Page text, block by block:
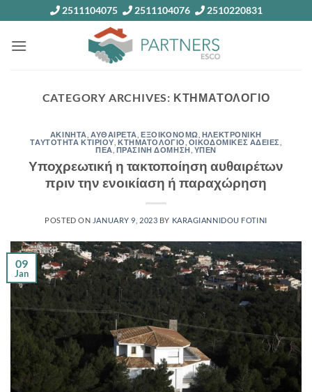
to
content
2511104075 2511104076 2510220831
CATEGORY ARCHIVES: ΚΤΗΜΑΤΟΛΟΓΙΟ
ΑΚΙΝΗΤΑ ΑΥΘΑΙΡΕΤΑ ,ΕΞΟΙΚΟΝΟΜΩ ΗΛΕΚΤΡΟΝΙΚΗ
ΤΑΥΤΟΤΗΤΑ ΚΤΙΡΙΟΥ ,ΚΤΗΜΑΤΟΛΟΓΙΟ ΟΙΚΟΔΟΜΙΚΕΣ ΑΔΕΙΕΣ
ΠΕΑ ,ΠΡΑΣΙΝΗ ΔΟΜΗΣΗ ΥΠΕΝ
Υποχρεωτική η τακτοποίηση αυθαιρέτων
πριν την ενοικίαση ή παραχώρηση
POSTED ON JANUARY 9, 2023 BY KARAGIANNIDOU FOTINI
09
Jan